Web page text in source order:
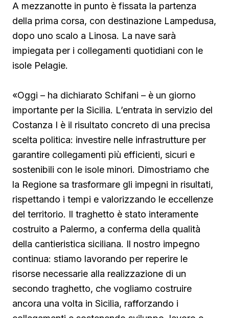
A mezzanotte in punto è fissata la partenza
della prima corsa, con destinazione Lampedusa,
dopo uno scalo a Linosa. La nave sarà
impiegata per i collegamenti quotidiani con le
isole Pelagie.
«Oggi – ha dichiarato Schifani – è un giorno
importante per la Sicilia. L’entrata in servizio del
Costanza I è il risultato concreto di una precisa
scelta politica: investire nelle infrastrutture per
garantire collegamenti più efficienti, sicuri e
sostenibili con le isole minori. Dimostriamo che
la Regione sa trasformare gli impegni in risultati,
rispettando i tempi e valorizzando le eccellenze
del territorio. Il traghetto è stato interamente
costruito a Palermo, a conferma della qualità
della cantieristica siciliana. Il nostro impegno
continua: stiamo lavorando per reperire le
risorse necessarie alla realizzazione di un
secondo traghetto, che vogliamo costruire
ancora una volta in Sicilia, rafforzando i